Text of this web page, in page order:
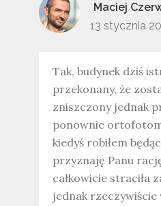
Maciej
13 stycznia
Tak, budynek dziś
przekonany, że
zniszczony jednak
ponownie
kiedyś robiłem
przyznaję Panu
całkowicie straciła
jednak rzeczywiście